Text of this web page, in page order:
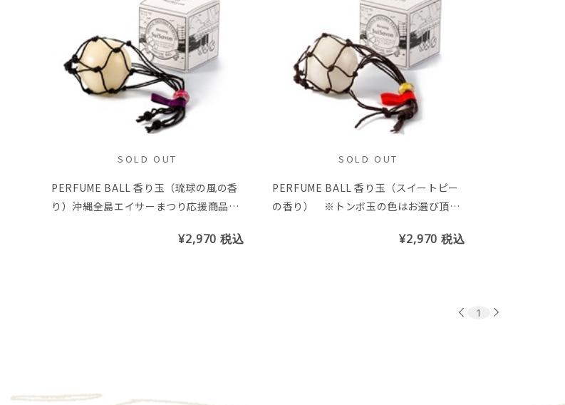
SOLD OUT
PERFUME BALL 香り玉（琉球の風の香
り）沖縄全島エイサーまつり応援商品
¥2,970税込
SOLD OUT
PERFUME BALL 香り玉（スイートピー
の香り） ※トンボ玉の色はお選び頂け
¥2,970税込
1